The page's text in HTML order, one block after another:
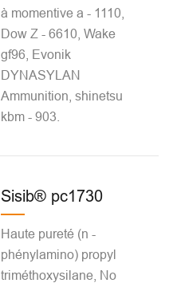
à momentive a - 1110,
Dow Z - 6610, Wake
gf96, Evonik
DYNASYLAN
Ammunition, shinetsu
kbm - 903.
Sisib® pc1730
Haute pureté (n -
phénylamino) propyl
triméthoxysilane, No